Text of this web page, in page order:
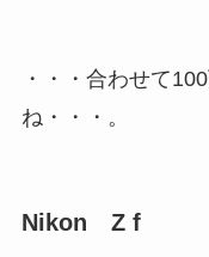
・・・合わせて
ね・・・。
Nikon Z f